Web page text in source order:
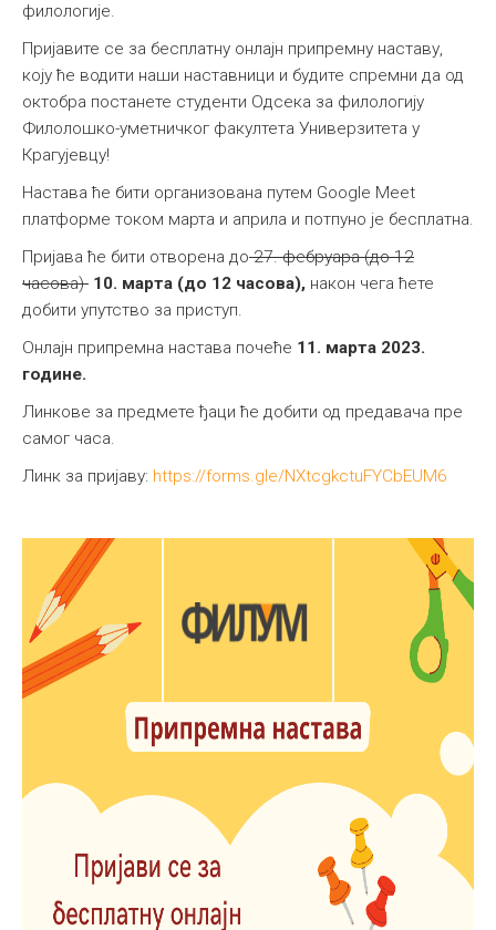
филологије.
Пријавите се за бесплатну онлајн припремну наставу,
коју ће водити наши наставници и будите спремни да од
октобра постанете студенти Одсека за филологију
Филолошко-уметничког факултета Универзитета у
Крагујевцу!
Настава ће бити организована путем Google Meet
платформе током марта и априла и потпуно је бесплатна.
Пријава ће бити отворена до27. фебруара (до 12
часова) 10. марта (до 12 часова), након чега ћете
добити упутство за приступ.
Онлајн припремна настава почеће 11. марта 2023.
године.
Линкове за предмете ђаци ће добити од предавача пре
самог часа.
Линк за пријаву: https://forms.gle/NXtcgkctuFYCbEUM6